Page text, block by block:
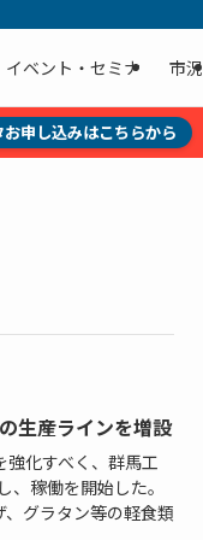
イベント・セミナ 市況
お申し込みはこちらから
生産ラインを増設
化すべく、群馬工
稼働を開始した。
グラタン等の軽食類